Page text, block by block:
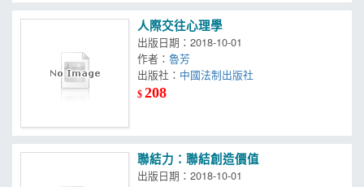
人際交往心理學
出版日期：2018-10-01
作者：魯芳
出版社： 中國法制出版社
$208
聯結力：聯結創造價值
出版日期：2018-10-01